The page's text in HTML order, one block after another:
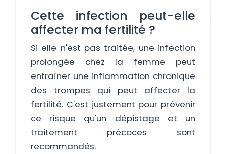
Cette infection peut-elle
affecter ma fertilité ?
Si elle n'est pas traitée, une infection
prolongée chez la femme peut
entraîner une inflammation chronique
des trompes qui peut affecter la
fertilité. C'est justement pour prévenir
ce risque qu'un dépistage et un
traitement précoces sont
recommandés.